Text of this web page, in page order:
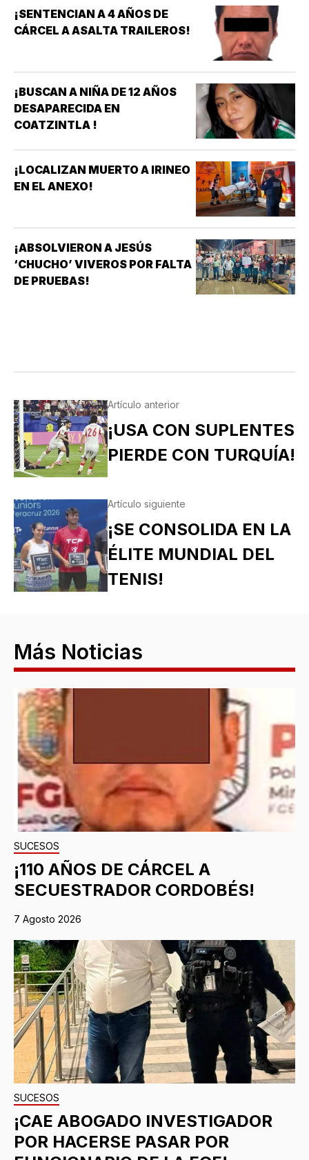
¡SENTENCIAN A 4 AÑOS DE
CÁRCEL A ASALTA TRAILEROS!
¡BUSCAN A NIÑA DE 12 AÑOS
DESAPARECIDA EN
COATZINTLA !
¡LOCALIZAN MUERTO A IRINEO
EN EL ANEXO!
¡ABSOLVIERON A JESÚS
‘CHUCHO’ VIVEROS POR FALTA
DE PRUEBAS!
Artículo anterior
¡USA CON SUPLENTES
PIERDE CON TURQUÍA!
Artículo siguiente
¡SE CONSOLIDA EN LA
ÉLITE MUNDIAL DEL
TENIS!
Más Noticias
SUCESOS
¡110 AÑOS DE CÁRCEL A
SECUESTRADOR CORDOBÉS!
7 Agosto 2026
SUCESOS
¡CAE ABOGADO INVESTIGADOR
POR HACERSE PASAR POR